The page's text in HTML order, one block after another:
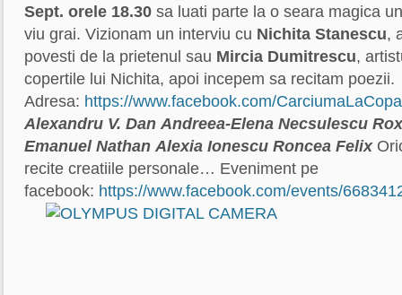
Sept. orele 18.30 sa luati parte la o seara magica
viu grai. Vizionam un interviu cu Nichita Stanescu,
povesti de la prietenul sau Mircia Dumitrescu,
copertile lui Nichita, apoi incepem sa recitam poezii.
Adresa: https://www.facebook.com/
Alexandru V. Dan Andreea-Elena Necsulescu
Emanuel Nathan Alexia Ionescu Roncea Felix
recite creatiile personale… Eveniment pe
facebook: https://www.facebook.com/events/